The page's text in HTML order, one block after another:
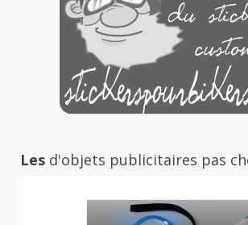
Les d'objets publicitaires pas